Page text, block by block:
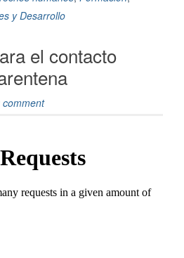
y Desarrollo
el contacto
comment